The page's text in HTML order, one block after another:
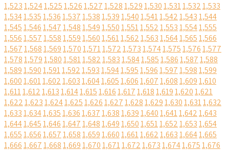
1,5231,5241,5251,5261,5271,5281,5291,5301,5311,5321,533
1,5341,5351,5361,5371,5381,5391,5401,5411,5421,5431,544
1,5451,5461,5471,5481,5491,5501,5511,5521,5531,5541,555
1,5561,5571,5581,5591,5601,5611,5621,5631,5641,5651,566
1,5671,5681,5691,5701,5711,5721,5731,5741,5751,5761,577
1,5781,5791,5801,5811,5821,5831,5841,5851,5861,5871,588
1,5891,5901,5911,5921,5931,5941,5951,5961,5971,5981,599
1,6001,6011,6021,6031,6041,6051,6061,6071,6081,6091,610
1,6111,6121,6131,6141,6151,6161,6171,6181,6191,6201,621
1,6221,6231,6241,6251,6261,6271,6281,6291,6301,6311,632
1,6331,6341,6351,6361,6371,6381,6391,6401,6411,6421,643
1,6441,6451,6461,6471,6481,6491,6501,6511,6521,6531,654
1,6551,6561,6571,6581,6591,6601,6611,6621,6631,6641,665
1,6661,6671,6681,6691,6701,6711,6721,6731,6741,6751,676